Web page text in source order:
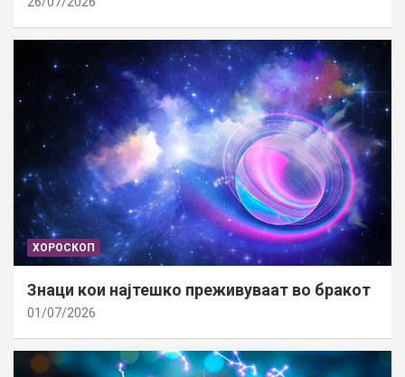
ХОРОСКОП
Знаци кои најтешко преживуваат во бракот
01/07/2026